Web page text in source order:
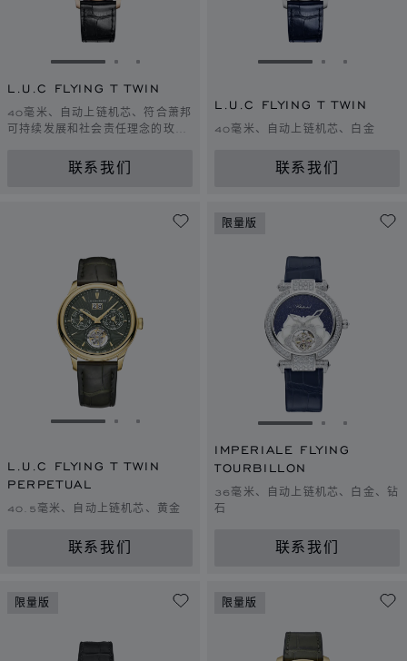
转到幻灯片 1转到幻灯片 2
转到幻灯片 3
L.U.C FLYING T TWIN
40毫米、自动上链机芯、符合萧邦
可持续发展和社会责任理念的玫瑰
联系我们
转到幻灯片 1转到幻灯
转到幻
L.U.C FLYING T TWIN
40毫米、自动上链机芯、白金
联系我们
转到幻灯片 1转到幻灯片 2
转到幻灯片 3
L.U.C FLYING T TWIN
PERPETUAL
40.5毫米、自动上链机芯、黄金
联系我们
限量版
转到幻灯片 1转到幻灯
转到幻
IMPERIALE FLYING
TOURBILLON
36毫米、自动上链机芯、白金、钻
石
联系我们
限量版 限量版